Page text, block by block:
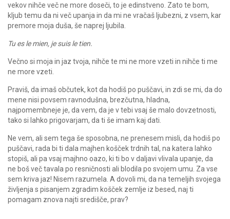
vekov nihče več ne more doseči, to je edinstveno. Zato te bom,
kljub temu da ni več upanja in da mi ne vračaš ljubezni, z vsem, kar
premore moja duša, še naprej ljubila.
Tu es le mien, je suis le tien.
Večno si moja in jaz tvoja, nihče te mi ne more vzeti in nihče ti me
ne more vzeti.
Praviš, da imaš občutek, kot da hodiš po puščavi, in zdi se mi, da do
mene nisi povsem ravnodušna, brezčutna, hladna,
najpomembneje je, da vem, da je v tebi vsaj še malo dovzetnosti,
tako si lahko prigovarjam, da ti še imam kaj dati.
Ne vem, ali sem tega še sposobna, ne prenesem misli, da hodiš po
puščavi, rada bi ti dala majhen košček trdnih tal, na katera lahko
stopiš, ali pa vsaj majhno oazo, ki ti bo v daljavi vlivala upanje, da
ne boš več tavala po resničnosti ali blodila po svojem umu. Za vse
sem kriva jaz! Nisem razumela. A dovoli mi, da na temeljih svojega
življenja s pisanjem zgradim košček zemlje iz besed, naj ti
pomagam znova najti središče, prav?